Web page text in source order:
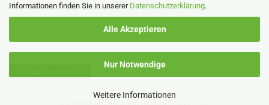
Informationen finden Sie in unserer Datenschutzerklärung.
Alle Akzeptieren
Nur Notwendige
Weitere Informationen
Ihre Meinung ist uns wichtig !